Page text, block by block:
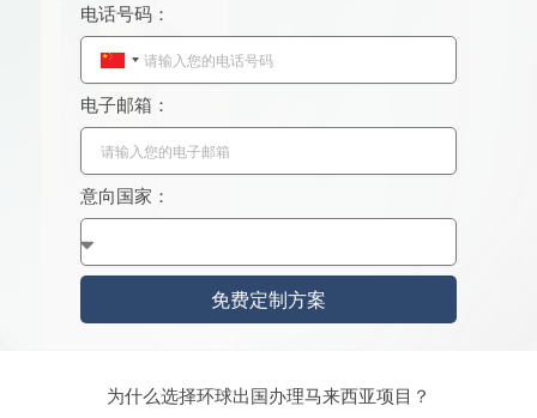
电话号码：
C
h
i
n
a
+
6
电子邮箱：
意向国家：
免费定制方案
为什么选择环球出国办理马来西亚项目？